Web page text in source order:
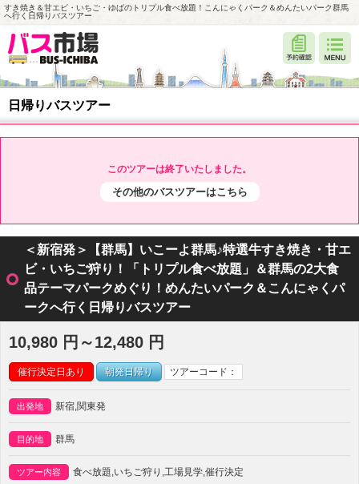
すき焼き＆甘エビ・いちご・ゆばのトリプル食べ放題！こんにゃくパーク＆めんたいパーク群馬
へ行く日帰りバスツアー
日帰りバスツアー
このツアーは終了いたしました。
その他のバスツアーはこちら
＜新宿発＞【群馬】いこーよ群馬♪特選牛すき焼き・甘エ
ビ・いちご狩り！「トリプル食べ放題」＆群馬の2大食
品テーマパークめぐり！めんたいパーク＆こんにゃくパ
ークへ行く日帰りバスツアー
10,980 円～12,480 円
催行決定日あり 朝発日帰り ツアーコード：
出発地 新宿,関東発
目的地 群馬
ツアー内容 食べ放題,いちご狩り,工場見学,催行決定